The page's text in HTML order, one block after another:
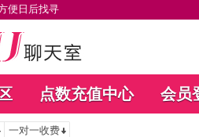
便日后找寻
点数充值中心 会员
一对一收费